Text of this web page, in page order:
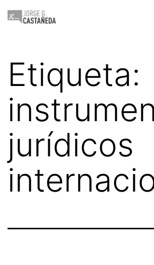
Saltar
Jorge
Etiqueta:
jurídicos